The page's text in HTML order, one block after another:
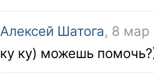
Алексей Шатога, 8 мар
ку ку) можешь